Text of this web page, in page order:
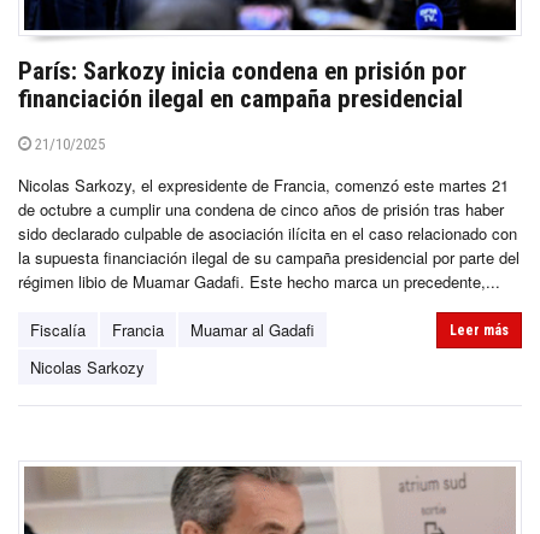
París: Sarkozy inicia condena en prisión por
financiación ilegal en campaña presidencial
21/10/2025
Nicolas Sarkozy, el expresidente de Francia, comenzó este martes 21
de octubre a cumplir una condena de cinco años de prisión tras haber
sido declarado culpable de asociación ilícita en el caso relacionado con
la supuesta financiación ilegal de su campaña presidencial por parte del
régimen libio de Muamar Gadafi. Este hecho marca un precedente,...
Fiscalía Francia
Muamar al Gadafi
Nicolas Sarkozy
Leer más